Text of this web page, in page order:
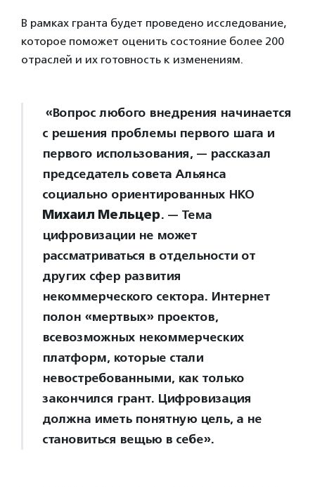
В рамках гранта будет проведено исследование,
которое поможет оценить состояние более 200
отраслей и их готовность к изменениям.
«Вопрос любого внедрения начинается
с решения проблемы первого шага и
первого использования, — рассказал
председатель совета Альянса
социально ориентированных НКО
Михаил Мельцер. — Тема
цифровизации не может
рассматриваться в отдельности от
других сфер развития
некоммерческого сектора. Интернет
полон «мертвых» проектов,
всевозможных некоммерческих
платформ, которые стали
невостребованными, как только
закончился грант. Цифровизация
должна иметь понятную цель, а не
становиться вещью в себе».